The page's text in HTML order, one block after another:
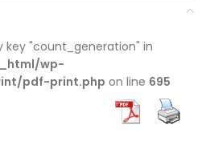
key "count_generation" in
wp-
pdf-print.php on line 695